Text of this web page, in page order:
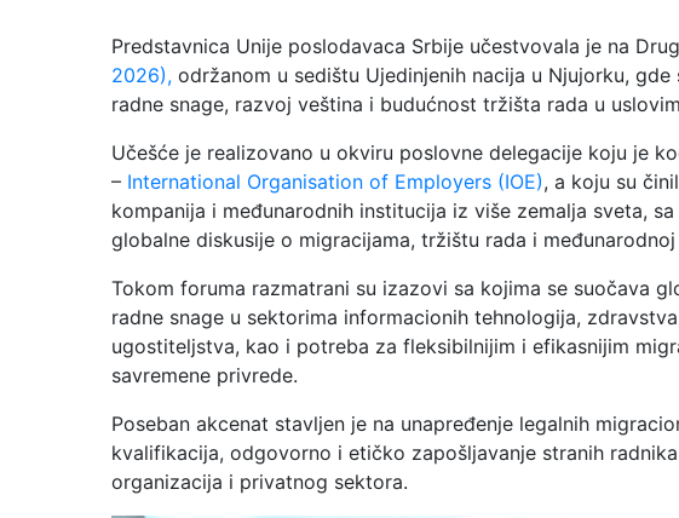
Predstavnica Unije poslodavaca Srbije učestvovala je na
2026), održanom u sedištu Ujedinjenih nacija u Njujorku,
radne snage, razvoj veština i budućnost tržišta rada u
Učešće je realizovano u okviru poslovne delegacije koju je
– International Organisation of Employers (IOE), a koju su
kompanija i međunarodnih institucija iz više zemalja sveta,
globalne diskusije o migracijama, tržištu rada i
Tokom foruma razmatrani su izazovi sa kojima se suočava
radne snage u sektorima informacionih tehnologija,
ugostiteljstva, kao i potreba za fleksibilnijim i efikasnijim
savremene privrede.
Poseban akcenat stavljen je na unapređenje legalnih
kvalifikacija, odgovorno i etičko zapošljavanje stranih
organizacija i privatnog sektora.